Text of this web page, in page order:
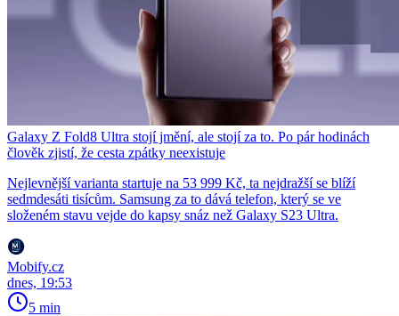
Galaxy Z Fold8 Ultra stojí jmění, ale stojí za to. Po pár hodinách
člověk zjistí, že cesta zpátky neexistuje
Nejlevnější varianta startuje na 53 999 Kč, ta nejdražší se blíží
sedmdesáti tisícům. Samsung za to dává telefon, který se ve
složeném stavu vejde do kapsy snáz než Galaxy S23 Ultra.
Mobify.cz
dnes, 19:53
5 min